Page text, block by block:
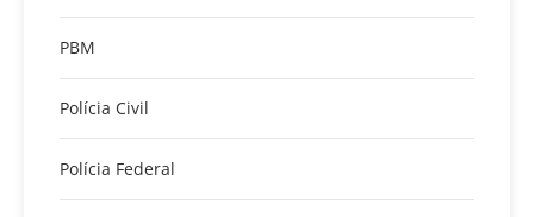
PBM
Polícia Civil
Polícia Federal